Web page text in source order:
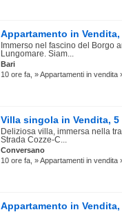
Appartamento in
Immerso nel fascino del Borgo
Lungomare. Siam...
Bari
10 ore fa, » Appartamenti in vendita
Villa singola in Vendita,
Deliziosa villa, immersa nella
Strada Cozze-C...
Conversano
10 ore fa, » Appartamenti in vendita
Appartamento in Vendita,